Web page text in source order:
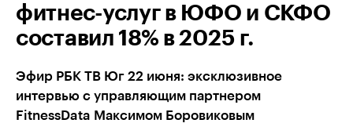
фитнес-услуг в ЮФО и СКФО
составил 18% в 2025 г.
Эфир РБК ТВ Юг 22 июня: эксклюзивное
интервью с управляющим партнером
FitnessData Максимом Боровиковым